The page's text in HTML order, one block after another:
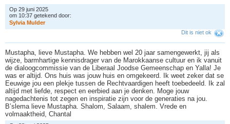
Op 29 juni 2025
om 10:37 getekend door:
Sy via Mu der
Dit is niet ok
Mustapha, lieve Mustapha. We hebben wel 20 jaar samengewerkt, jij als
wijze, barmhartige kennisdrager van de Marokkaanse cultuur en ik vanuit
de dialoogcommissie van de Liberaal Joodse Gemeenschap en Yalla! Je
was er altijd. Ons huis was jouw huis en omgekeerd. Ik weet zeker dat se
Eeuwige jou een plekje tussen de Rechtvaardigen heeft toebedeeld. Ik zal
altijd met liefde, respect en eerbied aan je denken. Moge jouw
nagedachtenis tot zegen en inspiratie zijn voor de generaties na jou.
B’slema lieve Mustapha. Shalom, Salaam, shalem. Vrede en
volmaaktheid, Chantal